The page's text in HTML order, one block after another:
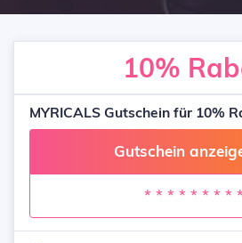
10%
MYRICALS Gutschein für 10%
Gutschein
* * * * * * * *